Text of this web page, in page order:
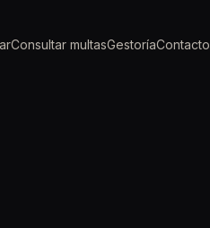
Consultar multasGestoríaContacto